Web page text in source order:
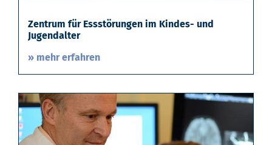
Zentrum für Essstörungen im Kindes- und
Jugendalter
» mehr erfahren